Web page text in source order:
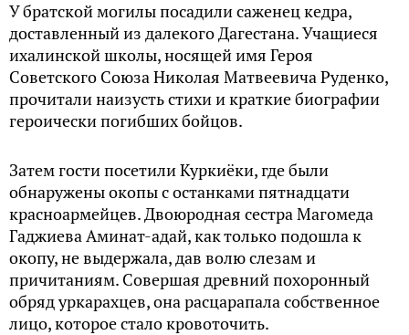
У братской могилы посадили саженец кедра,
доставленный из далекого Дагестана. Учащиеся
ихалинской школы, носящей имя Героя
Советского Союза Николая Матвеевича Руденко,
прочитали наизусть стихи и краткие биографии
героически погибших бойцов.
Затем гости посетили Куркиёки, где были
обнаружены окопы с останками пятнадцати
красноармейцев. Двоюродная сестра Магомеда
Гаджиева Аминат-адай, как только подошла к
окопу, не выдержала, дав волю слезам и
причитаниям. Совершая древний похоронный
обряд уркарахцев, она расцарапала собственное
лицо, которое стало кровоточить.